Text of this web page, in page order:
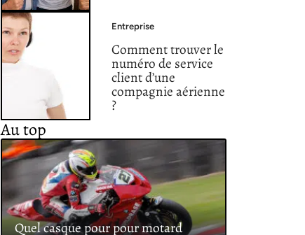
Entreprise
Comment trouver le
numéro de service
client d’une
compagnie aérienne
?
Au top
Quel casque pour pour motard